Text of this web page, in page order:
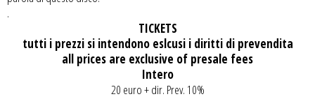
.
TICKETS
tutti i prezzi si intendono eslcusi i diritti di prevendita
all prices are exclusive of presale fees
Intero
20 euro + dir. Prev. 10%